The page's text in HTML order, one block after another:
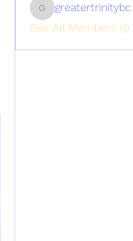
greatertrinitybc
greatertrinitybc
See All Members (1)